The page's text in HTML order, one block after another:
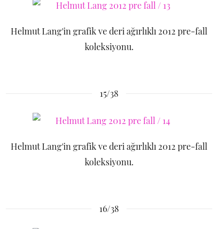
Helmut Lang'in grafik ve deri ağırlıklı 2012 pre-fall
koleksiyonu.
15/38
Helmut Lang'in grafik ve deri ağırlıklı 2012 pre-fall
koleksiyonu.
16/38